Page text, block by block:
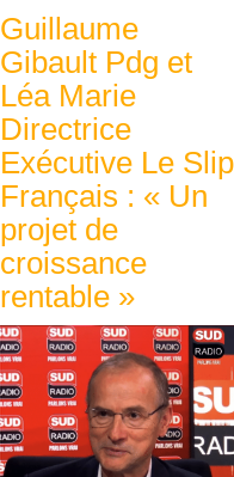
Guillaume
Gibault Pdg et
Léa Marie
Directrice
Exécutive Le Slip
Français : « Un
projet de
croissance
rentable »